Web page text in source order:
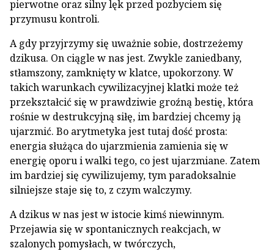
pierwotne oraz silny lęk przed pozbyciem się
przymusu kontroli.
A gdy przyjrzymy się uważnie sobie, dostrzeżemy
dzikusa. On ciągle w nas jest. Zwykle zaniedbany,
stłamszony, zamknięty w klatce, upokorzony. W
takich warunkach cywilizacyjnej klatki może też
przekształcić się w prawdziwie groźną bestię, która
rośnie w destrukcyjną siłę, im bardziej chcemy ją
ujarzmić. Bo arytmetyka jest tutaj dość prosta:
energia służąca do ujarzmienia zamienia się w
energię oporu i walki tego, co jest ujarzmiane. Zatem
im bardziej się cywilizujemy, tym paradoksalnie
silniejsze staje się to, z czym walczymy.
A dzikus w nas jest w istocie kimś niewinnym.
Przejawia się w spontanicznych reakcjach, w
szalonych pomysłach, w twórczych,